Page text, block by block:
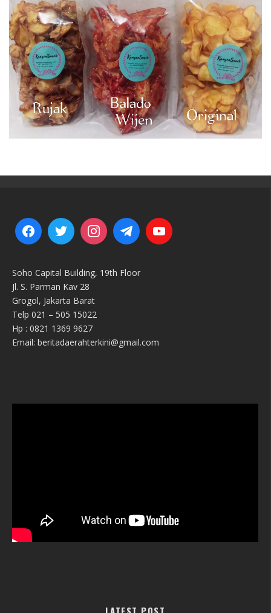
Soho Capital Building, 19th Floor
Jl. S. Parman Kav 28
Grogol, Jakarta Barat
Telp 021 – 505 15022
Hp : 0821 1369 9627
Email: beritadaerahterkini@gmail.com